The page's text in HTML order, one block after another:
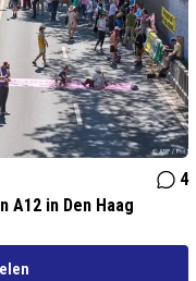
4
A12 in Den Haag